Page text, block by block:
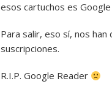
esos cartuchos es
Para salir, eso sí, nos
suscripciones.
R.I.P. Google Reader